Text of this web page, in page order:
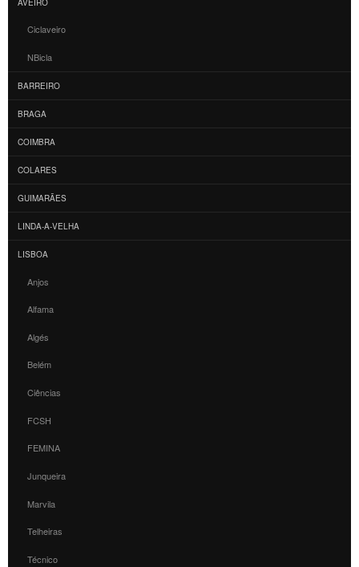
Ciclaveiro
NBicla
BARREIRO
BRAGA
COIMBRA
COLARES
GUIMARÃES
LINDA-A-VELHA
LISBOA
Anjos
Alfama
Algés
Belém
Ciências
FCSH
FEMINA
Junqueira
Marvila
Telheiras
Técnico